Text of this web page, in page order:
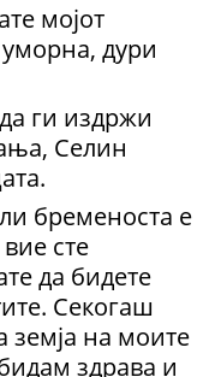
мојот
дури
ги издржи
Селин
бременоста е
сте
да бидете
Секогаш
земја на моите
здрава и